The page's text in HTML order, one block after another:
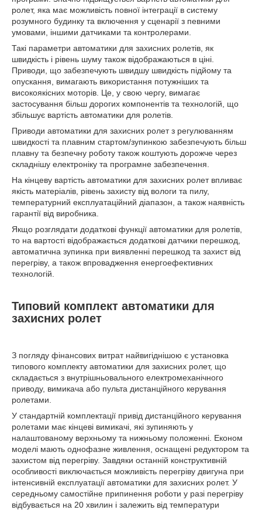
ролет, яка має можливість повної інтеграції в систему
розумного будинку та включення у сценарії з певними
умовами, іншими датчиками та контролерами.
Такі параметри автоматики для захисних ролетів, як
швидкість і рівень шуму також відображаються в ціні.
Приводи, що забезпечують швидшу швидкість підйому та
опускання, вимагають використання потужніших та
високоякісних моторів. Це, у свою чергу, вимагає
застосування більш дорогих компонентів та технологій, що
збільшує вартість автоматики для ролетів.
Приводи автоматики для захисних ролет з регулюванням
швидкості та плавним стартом/зупинкою забезпечують більш
плавну та безпечну роботу також коштують дорожче через
складнішу електроніку та програмне забезпечення.
На кінцеву вартість автоматики для захисних ролет впливає
якість матеріалів, рівень захисту від вологи та пилу,
температурний експлуатаційний діапазон, а також наявність
гарантії від виробника.
Якщо розглядати додаткові функції автоматики для ролетів,
то на вартості відображається додаткові датчики перешкод,
автоматична зупинка при виявленні перешкод та захист від
перегріву, а також впровадження енергоефективних
технологій.
Типовий комплект автоматики для
захисних ролет
З погляду фінансових витрат найвигіднішою є установка
типового комплекту автоматики для захисних ролет, що
складається з внутрішньовального електромеханічного
приводу, вимикача або пульта дистанційного керування
ролетами.
У стандартній комплектації привід дистанційного керування
ролетами має кінцеві вимикачі, які зупиняють у
налаштованому верхньому та нижньому положенні. Економ
моделі мають однофазне живлення, оснащені редуктором та
захистом від перегріву. Завдяки останній конструктивній
особливості виключається можливість перегріву двигуна при
інтенсивній експлуатації автоматики для захисних ролет. У
середньому самостійне припинення роботи у разі перегріву
відбувається на 20 хвилин і залежить від температури